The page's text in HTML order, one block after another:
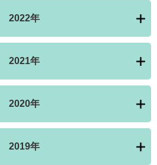
2022年
2021年
2020年
2019年